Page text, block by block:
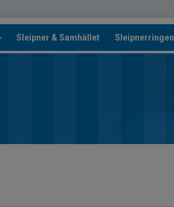
Sleipner & Samhället Sleipnerringen